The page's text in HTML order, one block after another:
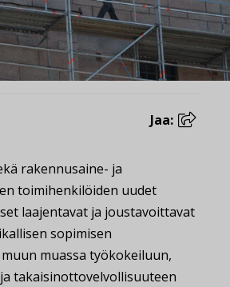
Jaa:
rakennusaine- ja
toimihenkilöiden uudet
laajentavat ja joustavoittavat
sopimisen
muassa työkokeiluun,
takaisinottovelvollisuuteen